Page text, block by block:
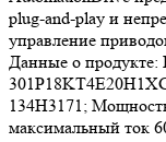
plug-and-play и
управление
Данные о продукте:
134H3171;
максимальный ток